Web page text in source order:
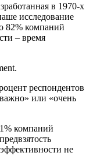
в 1970-х
исследование
82% компаний
– время
респондентов
или «очень
компаний
не